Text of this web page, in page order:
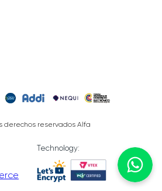
derechos reservados Alfa
Technology: